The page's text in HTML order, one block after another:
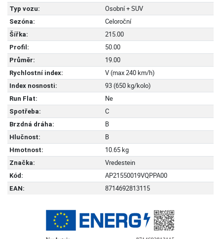
Typ vozu: Osobní + SUV
Sezóna: Celoroční
Šířka: 215.00
Profil: 50.00
Průměr: 19.00
Rychlostní index: V (max 240 km/h)
Index nosnosti: 93 (650 kg/kolo)
Run Flat: Ne
Spotřeba: C
Brzdná dráha: B
Hlučnost: B
Hmotnost: 10.65 kg
Značka: Vredestein
Kód: AP21550019VQPPA00
EAN: 8714692813115